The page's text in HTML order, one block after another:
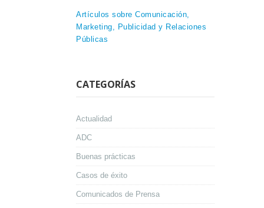
Artículos sobre Comunicación,
Marketing, Publicidad y Relaciones
Públicas
CATEGORÍAS
Actualidad
ADC
Buenas prácticas
Casos de éxito
Comunicados de Prensa